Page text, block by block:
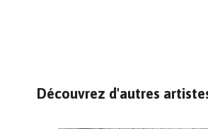
Découvrez d'autres